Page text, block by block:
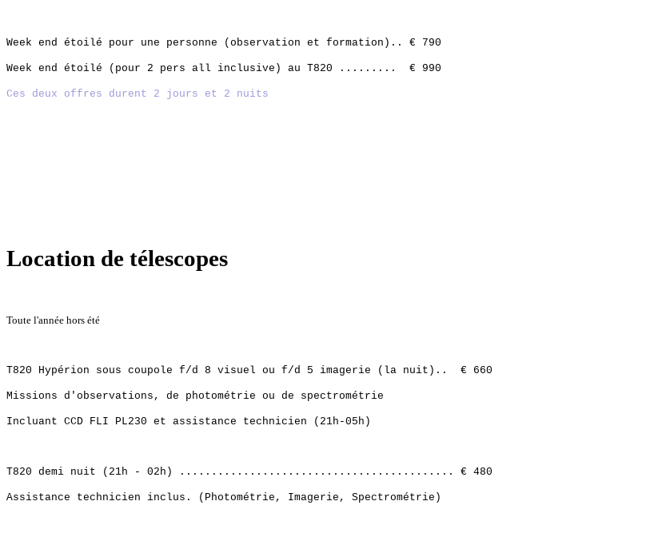
Week end étoilé pour une personne (observation et formation).. € 790
Week end étoilé (pour 2 pers all inclusive) au T820 ......... € 990
Ces deux offres durent 2 jours et 2 nuits
Location de télescopes
Toute l'année hors été
T820 Hypérion sous coupole f/d 8 visuel ou f/d 5 imagerie (la nuit).. € 660
Missions d'observations, de photométrie ou de spectrométrie
Incluant CCD FLI PL230 et assistance technicien (21h-05h)
T820 demi nuit (21h - 02h) ........................................... € 480
Assistance technicien inclus. (Photométrie, Imagerie, Spectrométrie)